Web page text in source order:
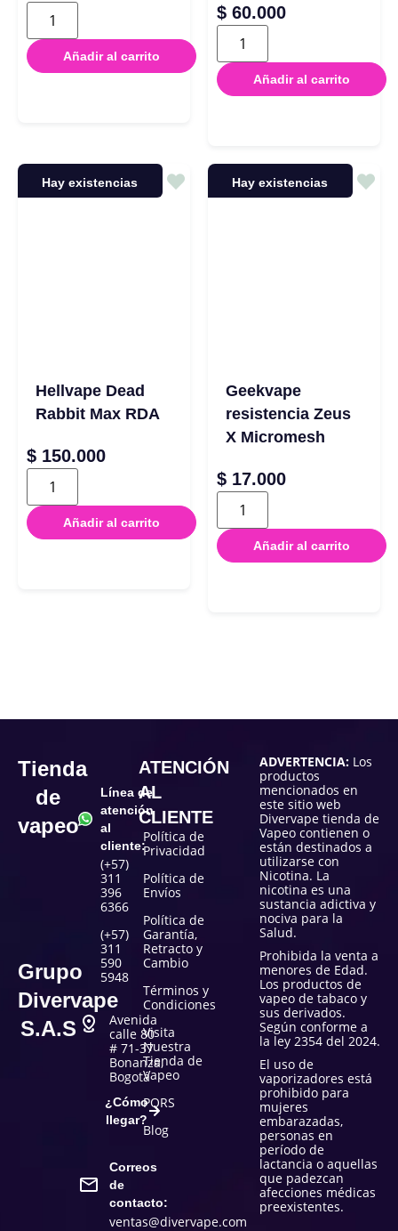
Añadir al carrito
$ 60.000
Añadir al carrito
Hay existencias
Hellvape Dead
Rabbit Max RDA
$ 150.000
Añadir al carrito
Hay existencias
Geekvape
resistencia Zeus
X Micromesh
$ 17.000
Añadir al carrito
Tienda
de
vapeo
Grupo
Divervape
S.A.S
Línea de
atención
al
cliente:
(+57)
311
396
6366
(+57)
311
590
5948
Avenida
calle 80
# 71-37
Bonanza,
Bogotá
¿Cómo
llegar?
Correos
de
contacto:
ventas@divervape.com
ATENCIÓN
AL
CLIENTE
Política de
Privacidad
Política de
Envíos
Política de
Garantía,
Retracto y
Cambio
Términos y
Condiciones
Visita
Nuestra
Tienda de
Vapeo
PQRS
Blog
ADVERTENCIA: Los
productos
mencionados en
este sitio web
Divervape tienda de
Vapeo contienen o
están destinados a
utilizarse con
Nicotina. La
nicotina es una
sustancia adictiva y
nociva para la
Salud.
Prohibida la venta a
menores de Edad.
Los productos de
vapeo de tabaco y
sus derivados.
Según conforme a
la ley 2354 del 2024.
El uso de
vaporizadores está
prohibido para
mujeres
embarazadas,
personas en
período de
lactancia o aquellas
que padezcan
afecciones médicas
preexistentes.